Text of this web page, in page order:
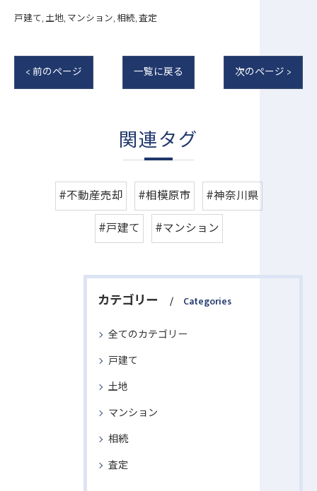
戸建て 土地 マンション 相続 査定
< 前のページ 一覧に戻る 次のページ >
関連タグ
#不動産売却 #相模原市
#神奈川県
#戸建て
#マンション
カテゴリー Categories
全てのカテゴリー
戸建て
土地
マンション
相続
査定